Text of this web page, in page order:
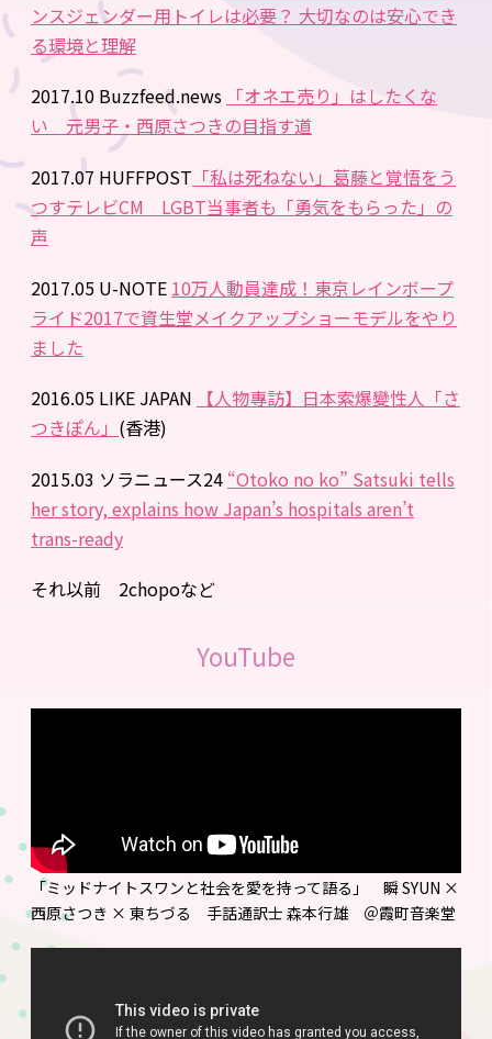
ンスジェンダー用トイレは必要？ 大切なのは安心でき
る環境と理解
2017.10 Buzzfeed.news 「オネエ売り」はしたくな
い 元男子・西原さつきの目指す道
2017.07 HUFFPOST 「私は死ねない」葛藤と覚悟をう
つすテレビCM LGBT当事者も「勇気をもらった」の
声
2017.05 U-NOTE 10万人動員達成！東京レインボープ
ライド2017で資生堂メイクアップショーモデルをやり
ました
2016.05 LIKE JAPAN
【人物專訪】日本索爆變性人「さ
つきぽん」 (香港)
2015.03 ソラニュース24 “Otoko no ko” Satsuki tells
her story, explains how Japan’s hospitals aren’t
trans-ready
それ以前 2chopoなど
YouTube
「ミッドナイトスワンと社会を愛を持って語る」 瞬 SYUN ×
西原さつき × 東ちづる 手話通訳士 森本行雄 ＠霞町音楽堂